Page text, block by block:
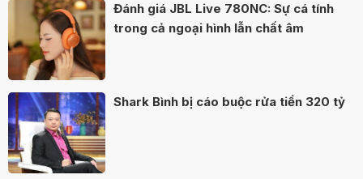
Đánh giá JBL Live 780NC: Sự cá tính
trong cả ngoại hình lẫn chất âm
Shark Bình bị cáo buộc rửa tiền 320 tỷ